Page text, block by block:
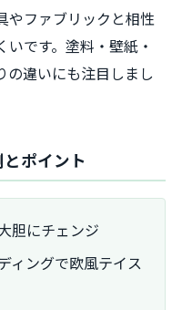
やファブリックと相性
です。塗料・壁紙・
の違いにも注目しまし
ポイント
胆にチェンジ
ィングで欧風テイス